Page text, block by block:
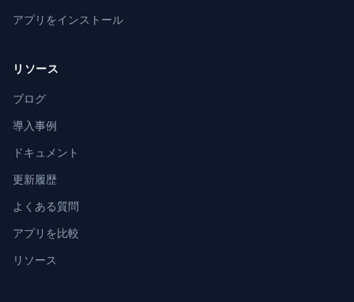
アプリをインストール
リソース
ブログ
導入事例
ドキュメント
更新履歴
よくある質問
アプリを比較
リソース